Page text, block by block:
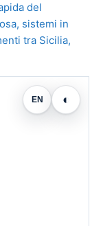
del
sistemi in
tra Sicilia,